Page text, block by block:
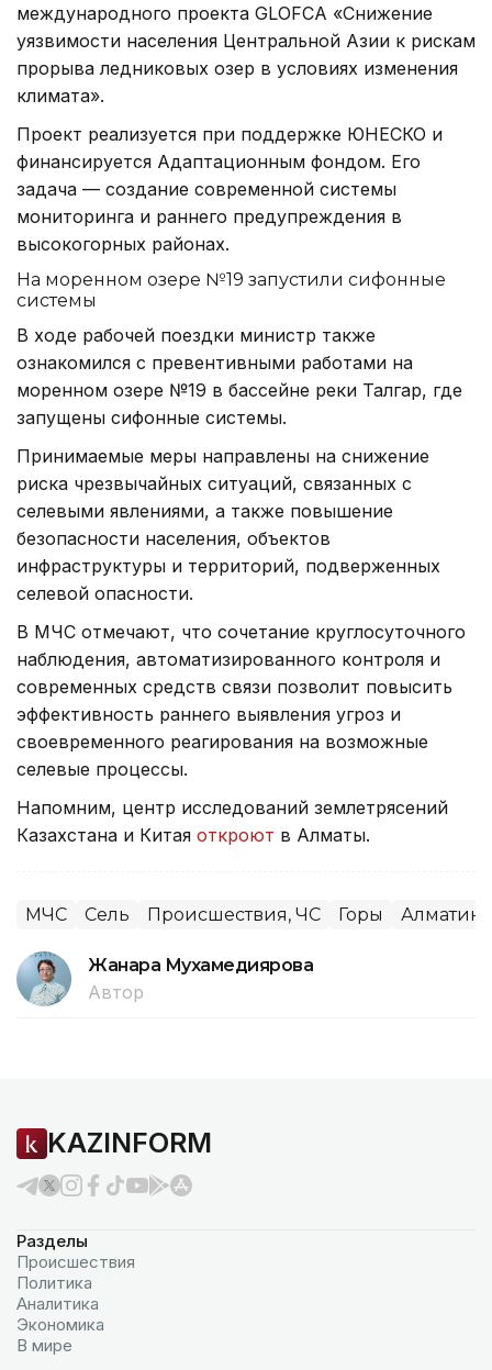
международного проекта GLOFCA «Снижение
уязвимости населения Центральной Азии к рискам
прорыва ледниковых озер в условиях изменения
климата».
Проект реализуется при поддержке ЮНЕСКО и
финансируется Адаптационным фондом. Его
задача — создание современной системы
мониторинга и раннего предупреждения в
высокогорных районах.
На моренном озере №19 запустили сифонные
системы
В ходе рабочей поездки министр также
ознакомился с превентивными работами на
моренном озере №19 в бассейне реки Талгар, где
запущены сифонные системы.
Принимаемые меры направлены на снижение
риска чрезвычайных ситуаций, связанных с
селевыми явлениями, а также повышение
безопасности населения, объектов
инфраструктуры и территорий, подверженных
селевой опасности.
В МЧС отмечают, что сочетание круглосуточного
наблюдения, автоматизированного контроля и
современных средств связи позволит повысить
эффективность раннего выявления угроз и
своевременного реагирования на возможные
селевые процессы.
Напомним, центр исследований землетрясений
Казахстана и Китая откроют в Алматы.
МЧС Сель Происшествия, ЧС Горы
Жанара Мухамедиярова
Автор
KAZINFORM
Разделы
Происшествия
Политика
Аналитика
Экономика
В мире